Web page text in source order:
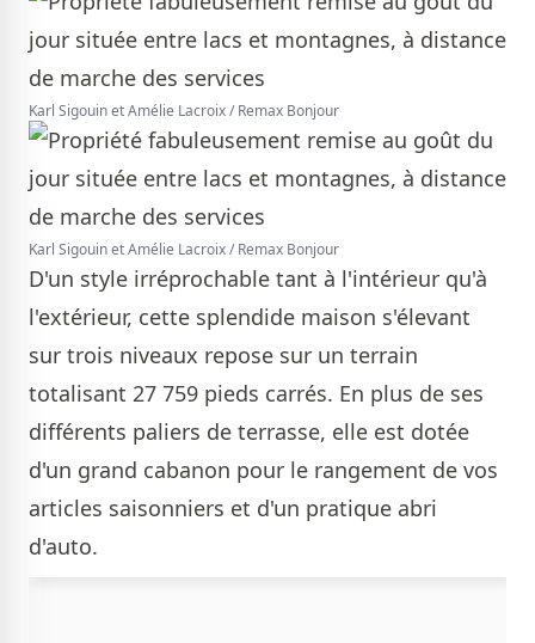
Karl Sigouin et Amélie Lacroix / Remax Bonjour
Karl Sigouin et Amélie Lacroix / Remax Bonjour
D'un style irréprochable tant à l'intérieur qu'à
l'extérieur, cette splendide maison s'élevant
sur trois niveaux repose sur un terrain
totalisant 27 759 pieds carrés. En plus de ses
différents paliers de terrasse, elle est dotée
d'un grand cabanon pour le rangement de vos
articles saisonniers et d'un pratique abri
d'auto.